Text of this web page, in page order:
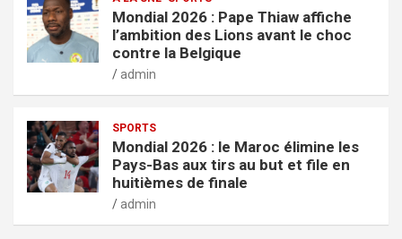
Mondial 2026 : Pape Thiaw affiche
l’ambition des Lions avant le choc
contre la Belgique
admin
SPORTS
Mondial 2026 : le Maroc élimine les
Pays-Bas aux tirs au but et file en
huitièmes de finale
admin